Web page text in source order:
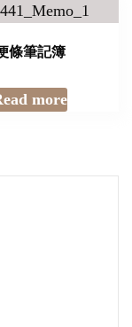
條筆記簿
more